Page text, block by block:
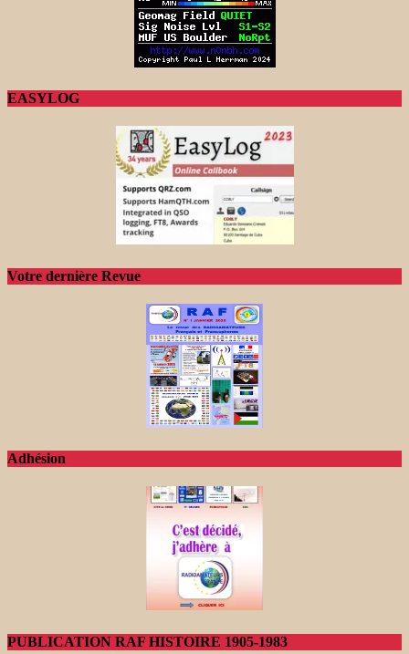
EASYLOG
Votre dernière Revue
Adhésion
PUBLICATION RAF HISTOIRE 1905-1983